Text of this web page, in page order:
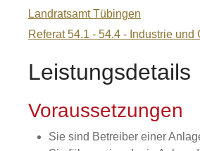
Landratsamt Tübingen
Referat 54.1 - 54.4 - Industrie
Leistungsdetails
Voraussetzungen
Sie sind Betreiber einer